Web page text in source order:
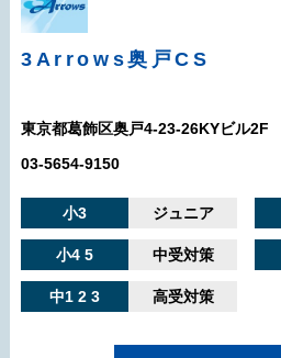
3Arrows奥戸CS
東京都葛飾区奥戸4-23-26KYビル2F
03-5654-9150
小3 ジュニア
小4 5 中受対策
中1 2 3 高受対策